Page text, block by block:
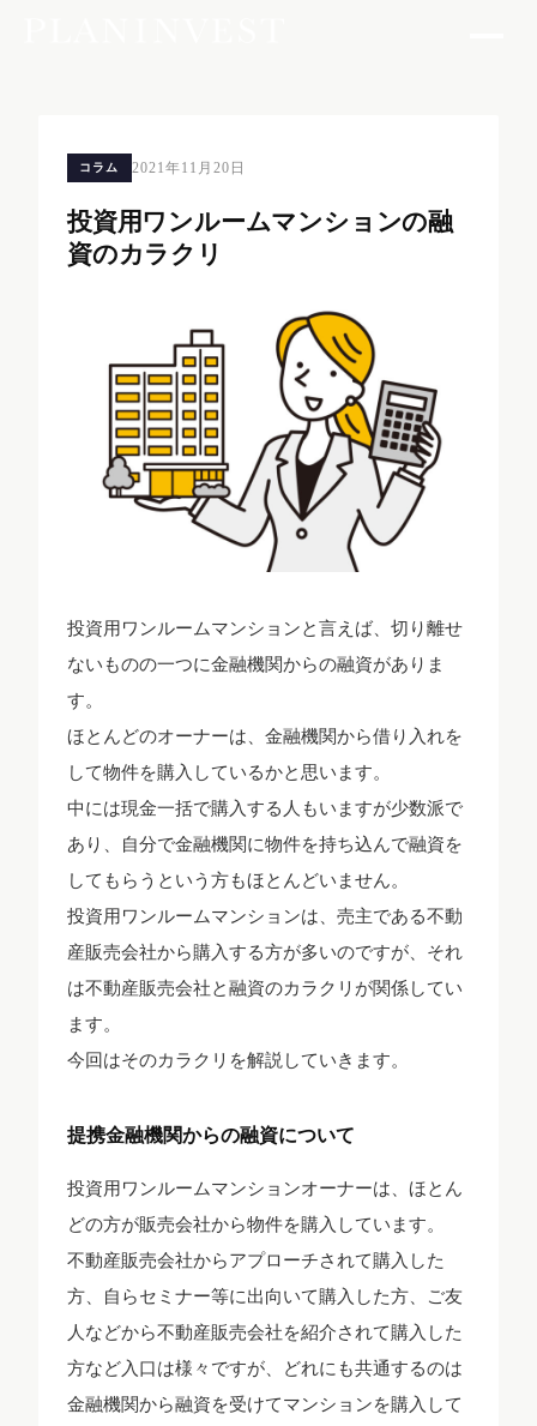
コラム 2021年11月20日
投資用ワンルームマンションの融
資のカラクリ
投資用ワンルームマンションと言えば、切り離せ
ないものの一つに金融機関からの融資がありま
す。
ほとんどのオーナーは、金融機関から借り入れを
して物件を購入しているかと思います。
中には現金一括で購入する人もいますが少数派で
あり、自分で金融機関に物件を持ち込んで融資を
してもらうという方もほとんどいません。
投資用ワンルームマンションは、売主である不動
産販売会社から購入する方が多いのですが、それ
は不動産販売会社と融資のカラクリが関係してい
ます。
今回はそのカラクリを解説していきます。
提携金融機関からの融資について
投資用ワンルームマンションオーナーは、ほとん
どの方が販売会社から物件を購入しています。
不動産販売会社からアプローチされて購入した
方、自らセミナー等に出向いて購入した方、ご友
人などから不動産販売会社を紹介されて購入した
方など入口は様々ですが、どれにも共通するのは
金融機関から融資を受けてマンションを購入して